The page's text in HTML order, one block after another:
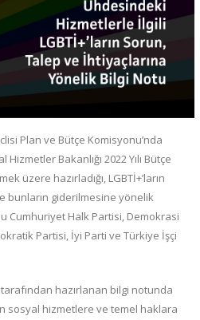
Plan ve Bütçe Komisyonu’nda
Bakanlığı 2022 Yılı Bütçe
üzere hazırladığı, LGBTİ+’ların
bunların giderilmesine yönelik
Cumhuriyet Halk Partisi, Demokrasi
Partisi, İyi Parti ve Türkiye İşçi
tarafından hazırlanan bilgi notunda
sosyal hizmetlere ve temel haklara